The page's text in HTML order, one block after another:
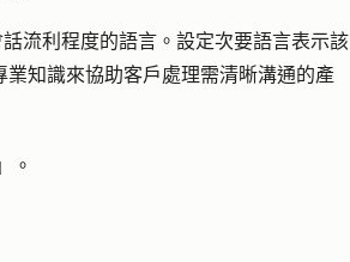
流利程度的語言。設定次要語言表示該
知識來協助客戶處理需清晰溝通的產
」。